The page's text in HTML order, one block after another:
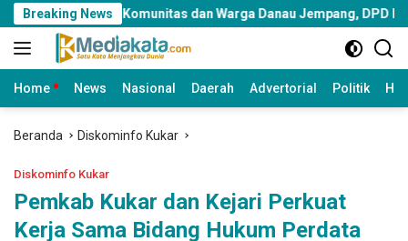
Langsung
ke
konten
Breaking News
Komunitas dan Warga Danau Jempang, DPD PSI
Home News Nasional Daerah Advertorial Politik
Beranda Diskominfo Kukar
Diskominfo Kukar
Pemkab Kukar dan Kejari Perkuat
Kerja Sama Bidang Hukum Perdata